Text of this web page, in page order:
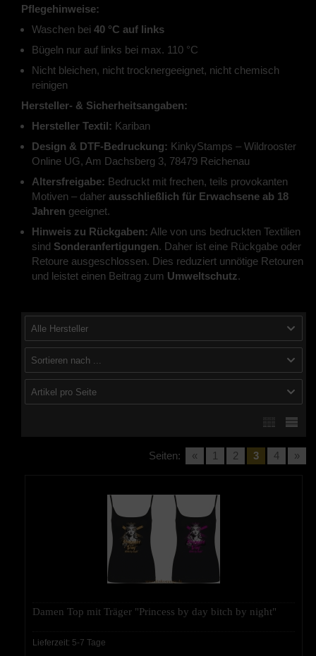
Pflegehinweise:
Waschen bei 40 °C auf links
Bügeln nur auf links bei max. 110 °C
Nicht bleichen, nicht trocknergeeignet, nicht chemisch
reinigen
Hersteller- & Sicherheitsangaben:
Hersteller Textil: Kariban
Design & DTF-Bedruckung: KinkyStamps – Wildrooster
Online UG, Am Dachsberg 3, 78479 Reichenau
Altersfreigabe: Bedruckt mit frechen, teils provokanten
Motiven – daher ausschließlich für Erwachsene ab 18
Jahren geeignet.
Hinweis zu Rückgaben: Alle von uns bedruckten Textilien
sind Sonderanfertigungen. Daher ist eine Rückgabe oder
Retoure ausgeschlossen. Dies reduziert unnötige Retouren
und leistet einen Beitrag zum Umweltschutz.
Alle Hersteller
Sortieren nach ...
Artikel pro Seite
Seiten: « 1 2 3 4 »
Damen Top mit Träger "Princess by day bitch by night"
Lieferzeit: 5-7 Tage